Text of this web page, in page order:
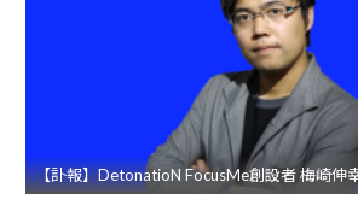
【訃報】DetonatioN FocusMe創設者 梅崎伸